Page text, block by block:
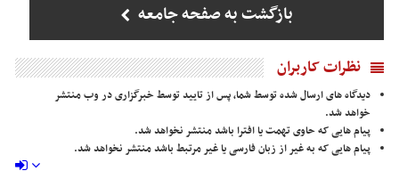
بازگشت به صفحه جامعه
نظرات کاربران
دیدگاه های ارسال شده توسط شما، پس از تایید توسط خبرگزاری در وب منتشر
خواهد شد.
پیام هایی که حاوی تهمت یا افترا باشد منتشر نخواهد شد.
پیام هایی که به غیر از زبان فارسی یا غیر مرتبط باشد منتشر نخواهد شد.